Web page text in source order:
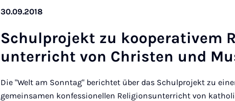
30.09.2018
Schul­pro­jekt zu ko­ope­ra­ti­vem
un­ter­richt von Chris­ten und
Die "Welt am Sonntag" berichtet über das Schulprojekt zu
gemeinsamen konfessionellen Religionsunterricht von